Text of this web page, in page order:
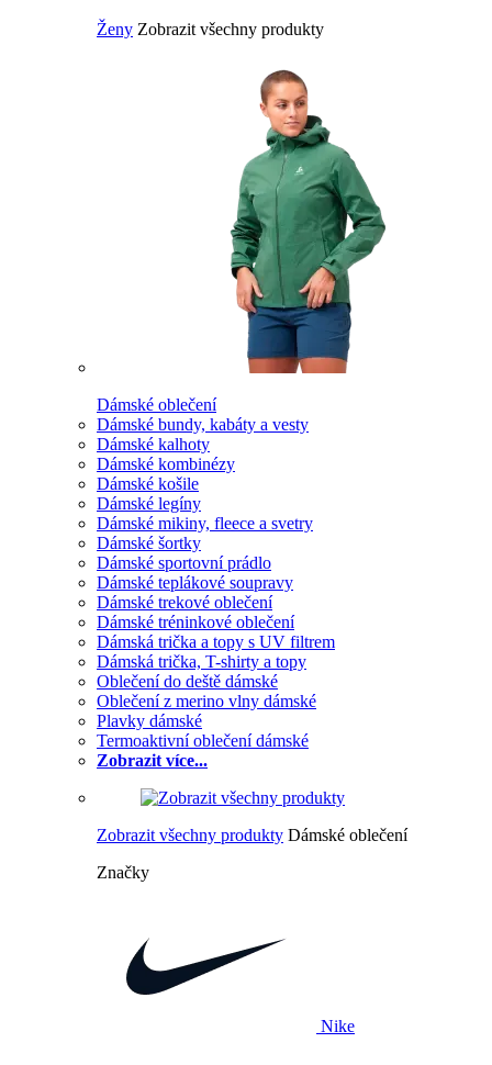
Ženy Zobrazit všechny produkty
Dámské oblečení
Dámské bundy, kabáty a vesty
Dámské kalhoty
Dámské kombinézy
Dámské košile
Dámské legíny
Dámské mikiny, fleece a svetry
Dámské šortky
Dámské sportovní prádlo
Dámské teplákové soupravy
Dámské trekové oblečení
Dámské tréninkové oblečení
Dámská trička a topy s UV filtrem
Dámská trička, T-shirty a topy
Oblečení do deště dámské
Oblečení z merino vlny dámské
Plavky dámské
Termoaktivní oblečení dámské
Zobrazit více...
Zobrazit všechny produkty Dámské oblečení
Značky
Nike